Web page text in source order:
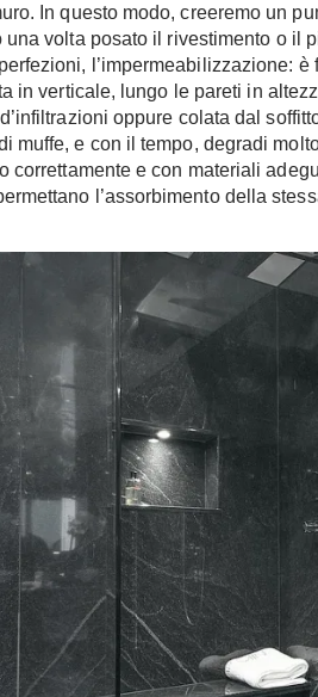
In questo modo, creeremo un
una volta posato il rivestimento o il
l’impermeabilizzazione:
in verticale, lungo le pareti in
oppure colata dal
muffe, e con il tempo, degradi
correttamente e con materiali
l’assorbimento della